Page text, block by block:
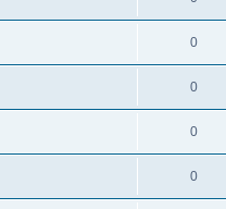
0
0
0
0